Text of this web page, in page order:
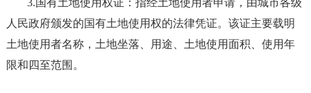
3.国有土地使用权证：指经土地使用者申请，由城市各级
人民政府颁发的国有土地使用权的法律凭证。该证主要载明
土地使用者名称，土地坐落、用途、土地使用面积、使用年
限和四至范围。